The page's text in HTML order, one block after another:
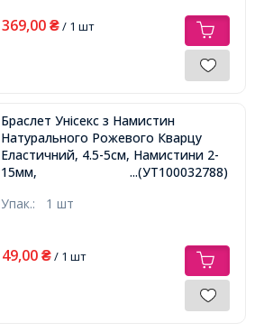
369,00 ₴/ 1 шт
Браслет Унісекс з Намистин
Натурального Рожевого Кварцу
Еластичний, 4.5-5см, Намистини 2-
15мм,
...(УТ100032788)
Упак.: 1 шт
49,00 ₴/ 1 шт